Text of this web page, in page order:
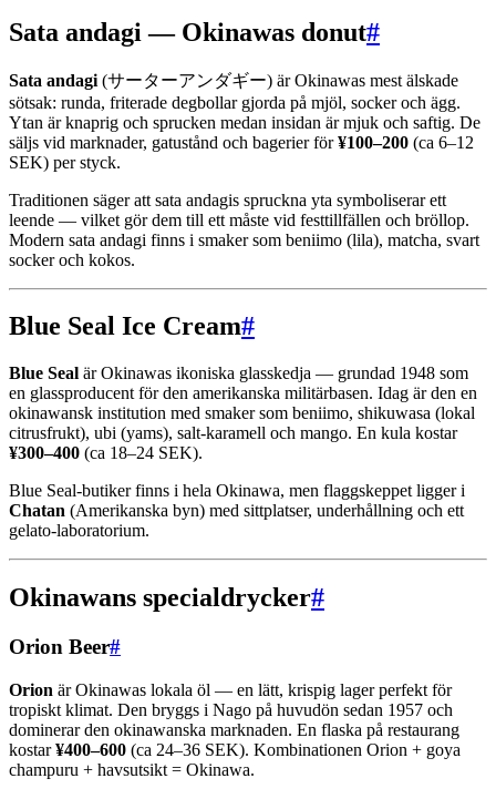
Sata andagi — Okinawas donut#
Sata andagi (サーターアンダギー) är Okinawas mest älskade
sötsak: runda, friterade degbollar gjorda på mjöl, socker och ägg.
Ytan är knaprig och sprucken medan insidan är mjuk och saftig. De
säljs vid marknader, gatustånd och bagerier för¥100–200 (ca 6–12
SEK) per styck.
Traditionen säger att sata andagis spruckna yta symboliserar ett
leende — vilket gör dem till ett måste vid festtillfällen och bröllop.
Modern sata andagi finns i smaker som beniimo (lila), matcha, svart
socker och kokos.
Blue Seal Ice Cream#
Blue Seal är Okinawas ikoniska glasskedja — grundad 1948 som
en glassproducent för den amerikanska militärbasen. Idag är den en
okinawansk institution med smaker som beniimo, shikuwasa (lokal
citrusfrukt), ubi (yams), salt-karamell och mango. En kula kostar
¥300–400 (ca 18–24 SEK).
Blue Seal-butiker finns i hela Okinawa, men flaggskeppet ligger i
Chatan (Amerikanska byn) med sittplatser, underhållning och ett
gelato-laboratorium.
Okinawans specialdrycker#
Orion Beer#
Orion är Okinawas lokala öl — en lätt, krispig lager perfekt för
tropiskt klimat. Den bryggs i Nago på huvudön sedan 1957 och
dominerar den okinawanska marknaden. En flaska på restaurang
kostar¥400–600 (ca 24–36 SEK). Kombinationen Orion + goya
champuru + havsutsikt = Okinawa.